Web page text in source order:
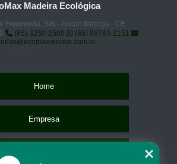
Madeira Ecológica
Figueiredo, S/N - Ancuri Itaitinga - CE
(85) 3250-2500
(85) 98793-2151
Home
Empresa